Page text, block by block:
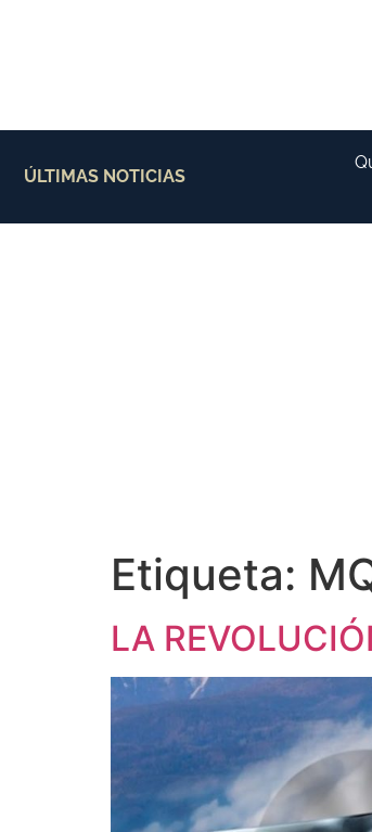
ÚLTIMAS NOTICIAS
Etiqueta:
LA